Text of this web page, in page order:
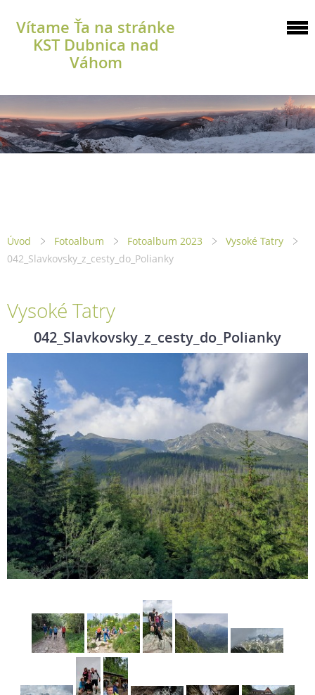
Vítame Ťa na stránke
KST Dubnica nad
Váhom
Úvod Fotoalbum Fotoalbum 2023
Vysoké Tatry
042_Slavkovsky_z_cesty_do_Polianky
Vysoké Tatry
042_Slavkovsky_z_cesty_do_Polianky